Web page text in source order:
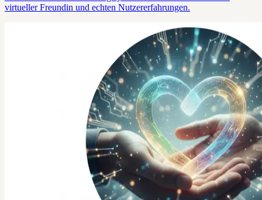
virtueller Freundin und echten Nutzererfahrungen.